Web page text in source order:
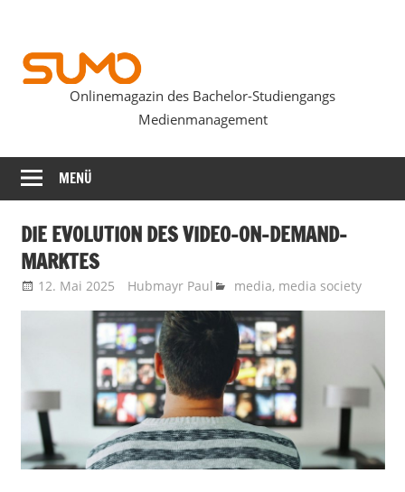
springen
SUMOmag
Onlinemagazin des Bachelor-Studiengangs
Medienmanagement
MENÜ
DIE EVOLUTION DES VIDEO-ON-DEMAND-
MARKTES
12. Mai 2025 Hubmayr Paul media, media society